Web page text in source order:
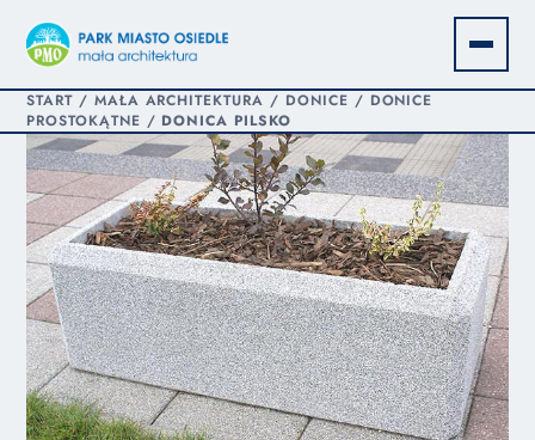
START/ MAŁA ARCHITEKTURA / DONICE / DONICE
PROSTOKĄTNE / DONICA PILSKO